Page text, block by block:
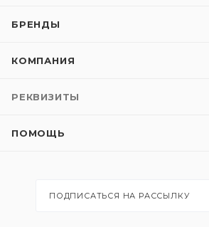
БРЕНДЫ
КОМПАНИЯ
РЕКВИЗИТЫ
ПОМОЩЬ
ПОДПИСАТЬСЯ НА РАССЫЛКУ